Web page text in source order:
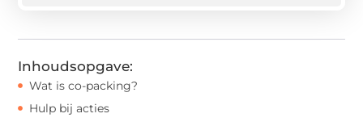
Inhoudsopgave:
Wat is co-packing?
Hulp bij acties